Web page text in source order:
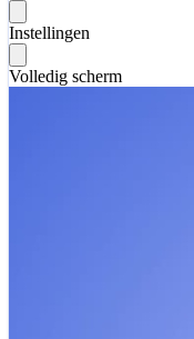
Instellingen
Volledig scherm